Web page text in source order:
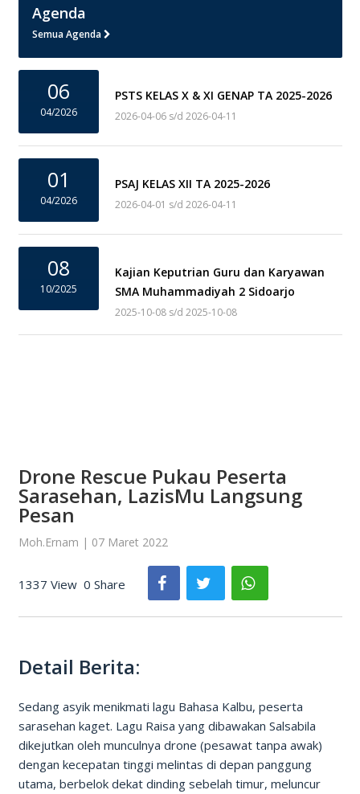
Agenda
Semua Agenda
06
04/2026
PSTS KELAS X & XI GENAP TA 2025-2026
2026-04-06 s/d 2026-04-11
01
04/2026
PSAJ KELAS XII TA 2025-2026
2026-04-01 s/d 2026-04-11
08
10/2025
Kajian Keputrian Guru dan Karyawan
SMA Muhammadiyah 2 Sidoarjo
2025-10-08 s/d 2025-10-08
Drone Rescue Pukau Peserta
Sarasehan, LazisMu Langsung
Pesan
Moh.Ernam | 07 Maret 2022
1337 View 0 Share
Detail Berita:
Sedang asyik menikmati lagu Bahasa Kalbu, peserta
sarasehan kaget. Lagu Raisa yang dibawakan Salsabila
dikejutkan oleh munculnya drone (pesawat tanpa awak)
dengan kecepatan tinggi melintas di depan panggung
utama, berbelok dekat dinding sebelah timur, meluncur